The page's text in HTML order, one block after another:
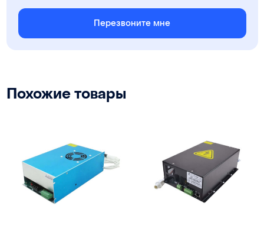
Перезвоните мне
Похожие товары